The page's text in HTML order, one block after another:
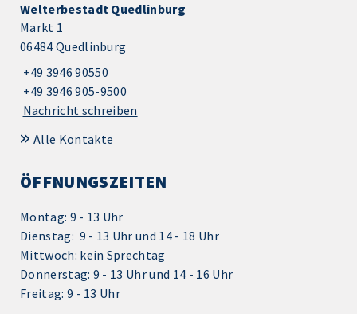
Welterbestadt Quedlinburg
Markt 1
06484 Quedlinburg
+49 3946 90550
+49 3946 905-9500
Nachricht schreiben
Alle Kontakte
ÖFFNUNGSZEITEN
Montag: 9 - 13 Uhr
Dienstag: 9 - 13 Uhr und 14 - 18 Uhr
Mittwoch: kein Sprechtag
Donnerstag: 9 - 13 Uhr und 14 - 16 Uhr
Freitag: 9 - 13 Uhr